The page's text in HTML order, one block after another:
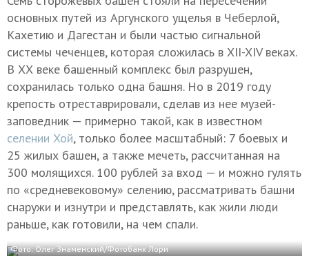
основных путей из Аргунского ущелья в Чеберлой,
Кахетию и Дагестан и были частью сигнальной
системы чеченцев, которая сложилась в XII-XIV веках.
В ХХ веке башенный комплекс был разрушен,
сохранилась только одна башня. Но в 2019 году
крепость отреставрировали, сделав из нее музей-
заповедник — примерно такой, как в известном
селении Хой, только более масштабный: 7 боевых и
25 жилых башен, а также мечеть, рассчитанная на
300 молящихся. 100 рублей за вход — и можно гулять
по «средневековому» селению, рассматривать башни
снаружи и изнутри и представлять, как жили люди
раньше, как готовили, на чем спали.
Фото: Олег Знаменский/Фотобанк Лори